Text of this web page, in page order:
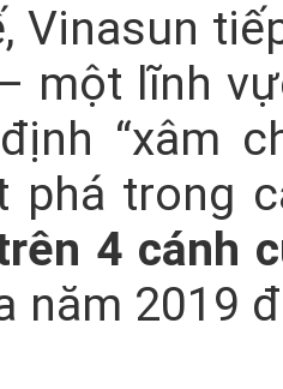
Vinasun
một lĩnh
“xâm
phá trong
4 cánh
năm 2019